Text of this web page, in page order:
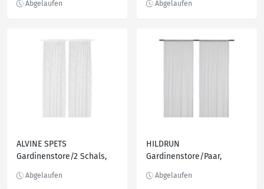
ALVINE SPETS
Gardinenstore/2 Schals,
HILDRUN
Gardinenstore/Paar,